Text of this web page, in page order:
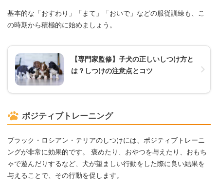
基本的な「おすわり」「まて」「おいで」などの服従訓練も、こ
の時期から積極的に始めましょう。
【専門家監修】子犬の正しいしつけ方と
は？しつけの注意点とコツ
ポジティブトレーニング
ブラック・ロシアン・テリアのしつけには、ポジティブトレーニ
ングが非常に効果的です。 褒めたり、おやつを与えたり、おもち
ゃで遊んだりするなど、犬が望ましい行動をした際に良い結果を
与えることで、その行動を促します。